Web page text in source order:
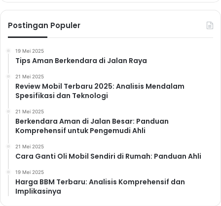
Postingan Populer
19 Mei 2025
Tips Aman Berkendara di Jalan Raya
21 Mei 2025
Review Mobil Terbaru 2025: Analisis Mendalam
Spesifikasi dan Teknologi
21 Mei 2025
Berkendara Aman di Jalan Besar: Panduan
Komprehensif untuk Pengemudi Ahli
21 Mei 2025
Cara Ganti Oli Mobil Sendiri di Rumah: Panduan Ahli
19 Mei 2025
Harga BBM Terbaru: Analisis Komprehensif dan
Implikasinya